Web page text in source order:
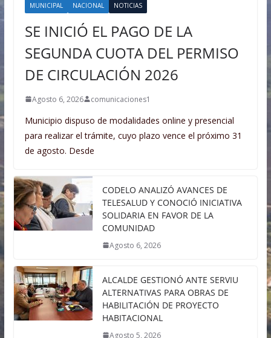
MUNICIPAL NACIONAL NOTICIAS
SE INICIÓ EL PAGO DE LA
SEGUNDA CUOTA DEL PERMISO
DE CIRCULACIÓN 2026
Agosto 6, 2026 comunicaciones1
Municipio dispuso de modalidades online y presencial
para realizar el trámite, cuyo plazo vence el próximo 31
de agosto. Desde
CODELO ANALIZÓ AVANCES DE
TELESALUD Y CONOCIÓ INICIATIVA
SOLIDARIA EN FAVOR DE LA
COMUNIDAD
Agosto 6, 2026
ALCALDE GESTIONÓ ANTE SERVIU
ALTERNATIVAS PARA OBRAS DE
HABILITACIÓN DE PROYECTO
HABITACIONAL
Agosto 5, 2026